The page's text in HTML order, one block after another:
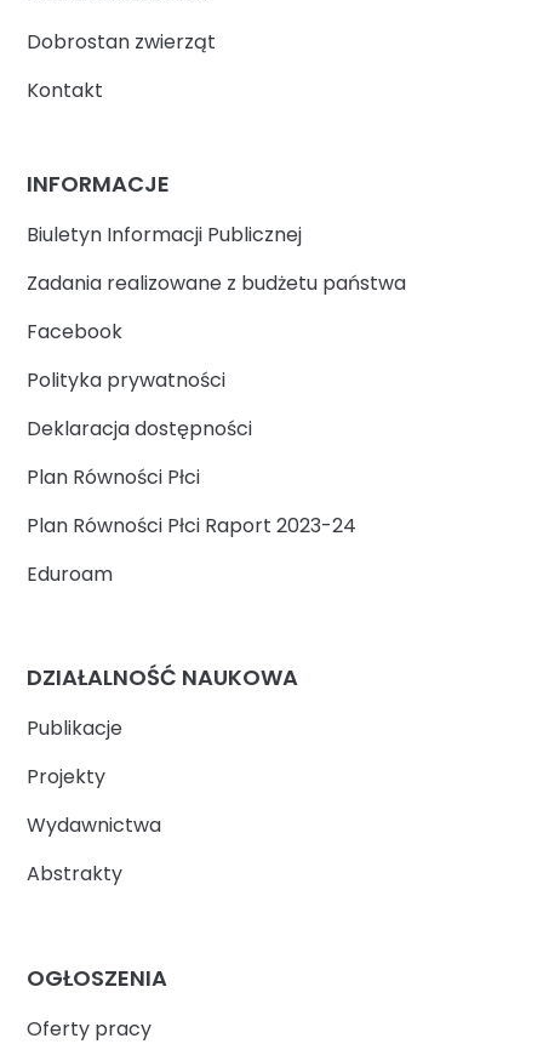
Dobrostan zwierząt
Kontakt
INFORMACJE
Biuletyn Informacji Publicznej
Zadania realizowane z budżetu państwa
Facebook
Polityka prywatności
Deklaracja dostępności
Plan Równości Płci
Plan Równości Płci Raport 2023-24
Eduroam
DZIAŁALNOŚĆ NAUKOWA
Publikacje
Projekty
Wydawnictwa
Abstrakty
OGŁOSZENIA
Oferty pracy